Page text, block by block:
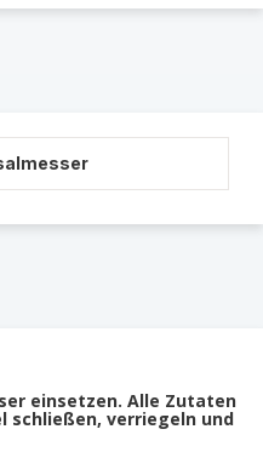
einsetzen. Alle Zutaten
schließen, verriegeln und